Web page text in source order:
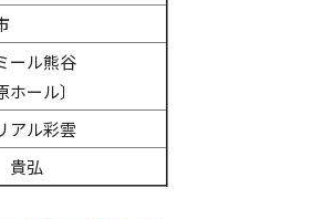
ール熊谷
ホール〕
アル彩雲
弘